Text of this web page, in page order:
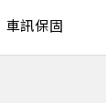
車訊保固